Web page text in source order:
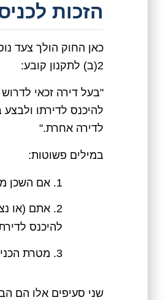
הזכות
כאן החוק הולך צעד
2(ב) לתקנון קובע:
"בעל דירה זכאי
להיכנס לדירתו
לדירה אחרת."
במילים פשוטות:
אם השכן
אתם (או
להיכנס
מטרת
שני סעיפים אלו הם